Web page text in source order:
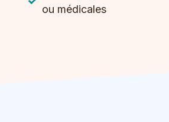
ou médicales